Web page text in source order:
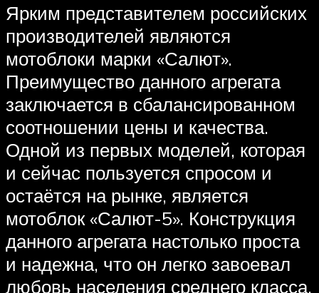
Ярким представителем российских
производителей являются
мотоблоки марки «Салют».
Преимущество данного агрегата
заключается в сбалансированном
соотношении цены и качества.
Одной из первых моделей, которая
и сейчас пользуется спросом и
остаётся на рынке, является
мотоблок «Салют-5». Конструкция
данного агрегата настолько проста
и надежна, что он легко завоевал
любовь населения среднего класса.